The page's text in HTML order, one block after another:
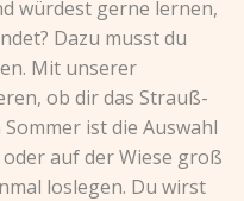
würdest gerne lernen,
Dazu musst du
Mit unserer
ob dir das Strauß-
ist die Auswahl
auf der Wiese groß
loslegen. Du wirst